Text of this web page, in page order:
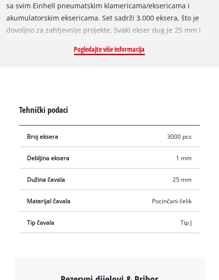
sa svim Einhell pneumatskim klamericama/eksericama i
akumulatorskim eksericama. Set sadrži 3.000 eksera, što je
dovoljno za zahtjevnije projekte. Svaki ekser dug je 25 mm i
primjene. Završni ekseri idealni su za pričvršćivanje plastičnih
Pogledajte više informacija
Tehnički podaci
Broj eksera 3000 pcs
Debljina eksera 1 mm
Dužina čavala 25 mm
Materijal čavala Pocinčani čelik
Tip čavala Tip J